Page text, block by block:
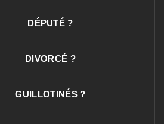
DÉPUTÉ ?
DIVORCÉ ?
GUILLOTINÉS ?